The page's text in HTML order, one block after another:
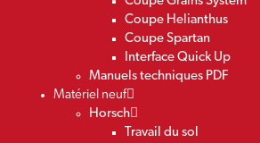
Coupe Helianthus
Coupe Spartan
Interface Quick Up
Manuels techniques PDF
Matériel neuf
Horsch
Travail du sol